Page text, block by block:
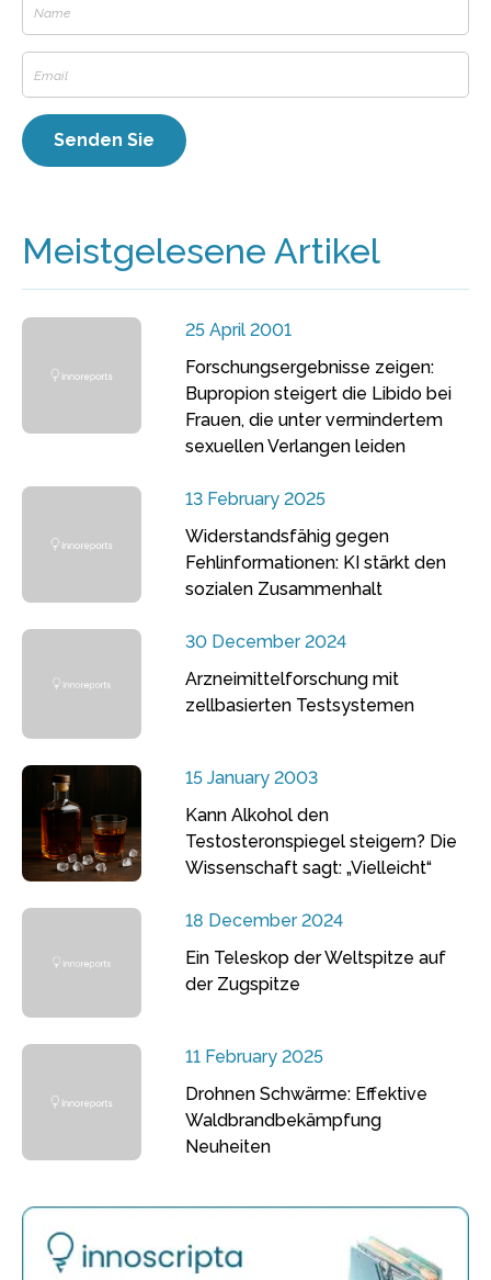
Meistgelesene Artikel
25 April 2001
Forschungsergebnisse zeigen:
Bupropion steigert die Libido bei
Frauen, die unter vermindertem
sexuellen Verlangen leiden
13 February 2025
Widerstandsfähig gegen
Fehlinformationen: KI stärkt den
sozialen Zusammenhalt
30 December 2024
Arzneimittelforschung mit
zellbasierten Testsystemen
15 January 2003
Kann Alkohol den
Testosteronspiegel steigern? Die
Wissenschaft sagt: „Vielleicht“
18 December 2024
Ein Teleskop der Weltspitze auf
der Zugspitze
11 February 2025
Drohnen Schwärme: Effektive
Waldbrandbekämpfung
Neuheiten